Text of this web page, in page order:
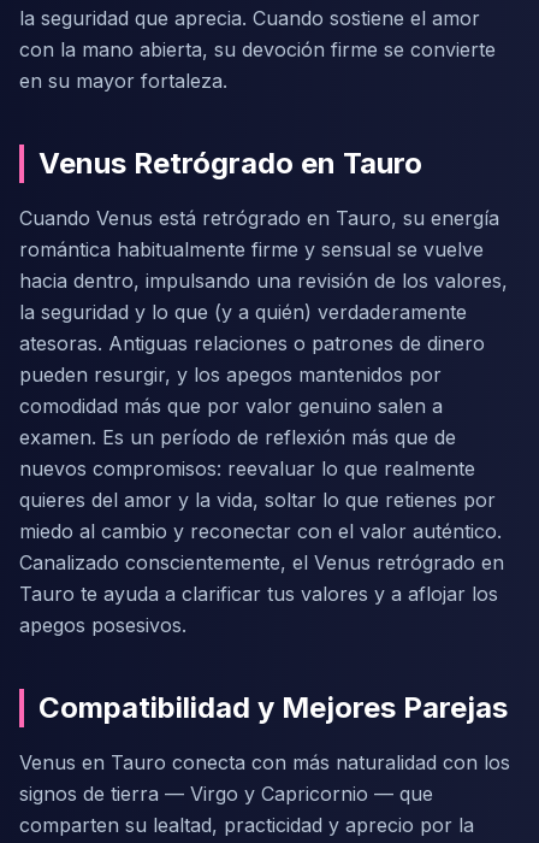
la seguridad que aprecia. Cuando sostiene el amor
con la mano abierta, su devoción firme se convierte
en su mayor fortaleza.
Venus Retrógrado en Tauro
Cuando Venus está retrógrado en Tauro, su energía
romántica habitualmente firme y sensual se vuelve
hacia dentro, impulsando una revisión de los valores,
la seguridad y lo que (y a quién) verdaderamente
atesoras. Antiguas relaciones o patrones de dinero
pueden resurgir, y los apegos mantenidos por
comodidad más que por valor genuino salen a
examen. Es un período de reflexión más que de
nuevos compromisos: reevaluar lo que realmente
quieres del amor y la vida, soltar lo que retienes por
miedo al cambio y reconectar con el valor auténtico.
Canalizado conscientemente, el Venus retrógrado en
Tauro te ayuda a clarificar tus valores y a aflojar los
apegos posesivos.
Compatibilidad y Mejores Parejas
Venus en Tauro conecta con más naturalidad con los
signos de tierra — Virgo y Capricornio — que
comparten su lealtad, practicidad y aprecio por la